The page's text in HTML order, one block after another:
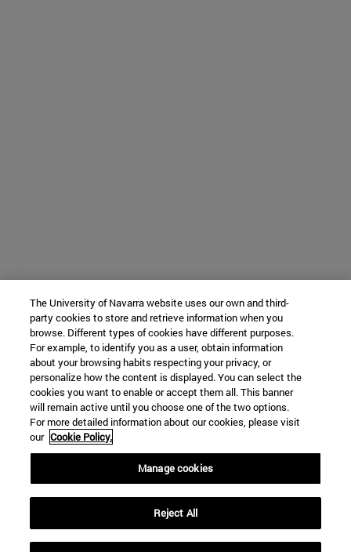
The University of Navarra website uses our own and third-
party cookies to store and retrieve information when you
browse. Different types of cookies have different purposes.
For example, to identify you as a user, obtain information
about your browsing habits respecting your privacy, or
personalize how the content is displayed. You can select the
cookies you want to enable or accept them all. This banner
will remain active until you choose one of the two options.
For more detailed information about our cookies, please visit
our Cookie Policy.
Manage cookies
Reject All